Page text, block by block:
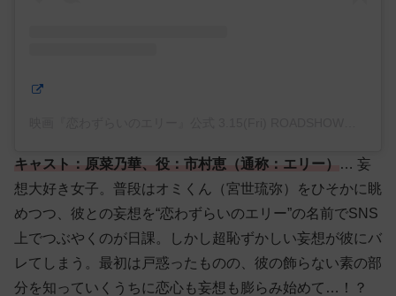
キャスト：原菜乃華、役：市村恵（通称：エリー）
… 妄
想大好き女子。普段はオミくん（宮世琉弥）をひそかに眺
めつつ、彼との妄想を“恋わずらいのエリー”の名前でSNS
上でつぶやくのが日課。しかし超恥ずかしい妄想が彼にバ
レてしまう。最初は戸惑ったものの、彼の飾らない素の部
分を知っていくうちに恋心も妄想も膨らみ始めて…！？